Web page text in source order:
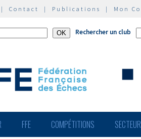
| Contact | Publications | Mon
Rechercher un club
FFE COMPÉTITIONS